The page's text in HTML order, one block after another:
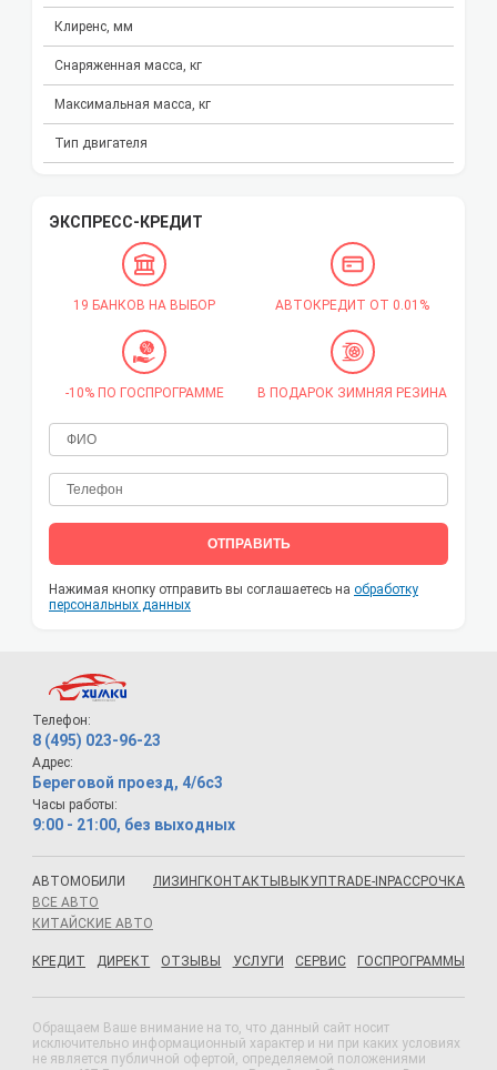
Клиренс, мм
Снаряженная масса, кг
Максимальная масса, кг
Тип двигателя
ЭКСПРЕСС-КРЕДИТ
19 БАНКОВ НА ВЫБОР АВТОКРЕДИТ ОТ 0.01%
-10% ПО ГОСПРОГРАММЕ В ПОДАРОК ЗИМНЯЯ РЕЗИНА
ОТПРАВИТЬ
Нажимая кнопку отправить вы соглашаетесь на обработку
персональных данных
Телефон:
8 (495) 023-96-23
Адрес:
Береговой проезд, 4/6с3
Часы работы:
9:00 - 21:00, без выходных
АВТОМОБИЛИ
ВСЕ АВТО
КИТАЙСКИЕ АВТО
ЛИЗИНГКОНТАКТЫ ВЫКУП TRADE-IN РАССРОЧКА
КРЕДИТ ДИРЕКТ ОТЗЫВЫ УСЛУГИ СЕРВИС ГОСПРОГРАММЫ
Обращаем Ваше внимание на то, что данный сайт носит
исключительно информационный характер и ни при каких условиях
не является публичной офертой, определяемой положениями